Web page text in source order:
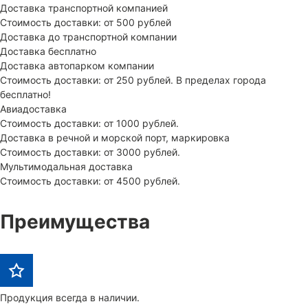
Доставка транспортной компанией
Стоимость доставки: от 500 рублей
Доставка до транспортной компании
Доставка бесплатно
Доставка автопарком компании
Стоимость доставки: от 250 рублей. В пределах города
бесплатно!
Авиадоставка
Стоимость доставки: от 1000 рублей.
Доставка в речной и морской порт, маркировка
Стоимость доставки: от 3000 рублей.
Мультимодальная доставка
Стоимость доставки: от 4500 рублей.
Преимущества
Продукция всегда в наличии.